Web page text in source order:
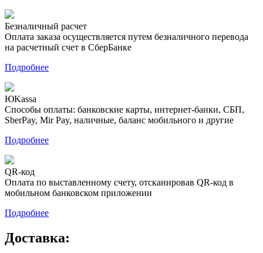
Безналичный расчет
Оплата заказа осуществляется путем безналичного перевода
на расчетный счет в СберБанке
Подробнее
ЮKassa
Способы оплаты: банковские карты, интернет-банки, СБП,
SberPay, Mir Pay, наличные, баланс мобильного и другие
Подробнее
QR-код
Оплата по выставленному счету, отсканировав QR-код в
мобильном банковском приложении
Подробнее
Доставка: